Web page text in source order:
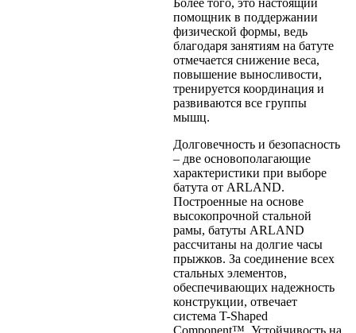
помощник в поддержании
физической формы, ведь
благодаря занятиям на батуте
отмечается снижение веса,
повышение выносливости,
тренируется координация и
развиваются все группы
мышц.
Долговечность и безопасность
– две основополагающие
характеристики при выборе
батута от ARLAND.
Построенные на основе
высокопрочной стальной
рамы, батуты ARLAND
рассчитаны на долгие часы
прыжков. За соединение всех
стальных элементов,
обеспечивающих надежность
конструкции, отвечает
система T-Shaped
Component™. Устойчивость на